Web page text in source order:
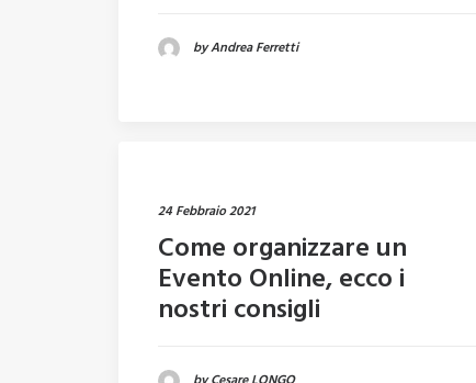
by Andrea Ferretti
24 Febbraio 2021
Come organizzare un
Evento Online, ecco i
nostri consigli